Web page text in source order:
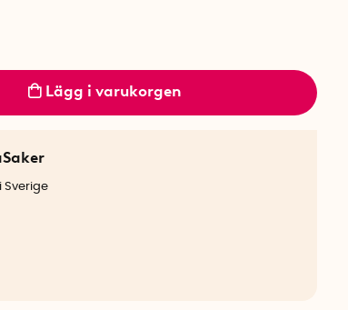
Lägg i varukorgen
Sverige